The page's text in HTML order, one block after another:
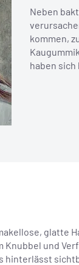
Neben
kommen,
haben sich
glatte
und
hinterlässt